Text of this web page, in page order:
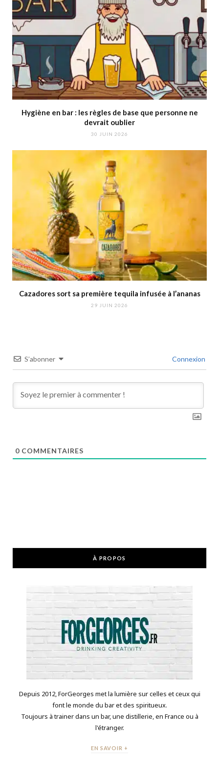
Hygiène en bar : les règles de base que personne ne
devrait oublier
30 JUIN 2026
Cazadores sort sa première tequila infusée à l’ananas
29 JUIN 2026
S’abonner Connexion
0 COMMENTAIRES
À PROPOS
Depuis 2012, ForGeorges met la lumière sur celles et ceux qui
font le monde du bar et des spiritueux.
Toujours à trainer dans un bar, une distillerie, en France ou à
l'étranger.
EN SAVOIR +